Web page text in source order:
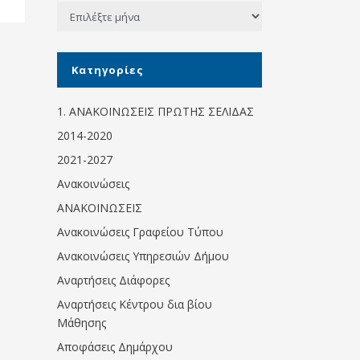
Πρόγραμμα
Κέντρο Ημερήσιας
Ηλικιωμένων
(Κ.Η.Φ.Η.) Πρέβεζας
Ιστορικό
Kατηγορίες
1. ΑΝΑΚΟΙΝΩΣΕΙΣ ΠΡΩΤΗΣ ΣΕΛΙΔΑΣ
2014-2020
2021-2027
Ανακοινώσεις
ΑΝΑΚΟΙΝΩΣΕΙΣ
Ανακοινώσεις Γραφείου Τύπου
Ανακοινώσεις Υπηρεσιών Δήμου
Αναρτήσεις Διάφορες
Αναρτήσεις Κέντρου δια βίου
Μάθησης
Αποφάσεις Δημάρχου